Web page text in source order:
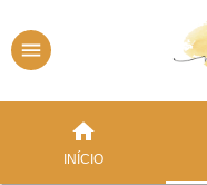
INÍCIO